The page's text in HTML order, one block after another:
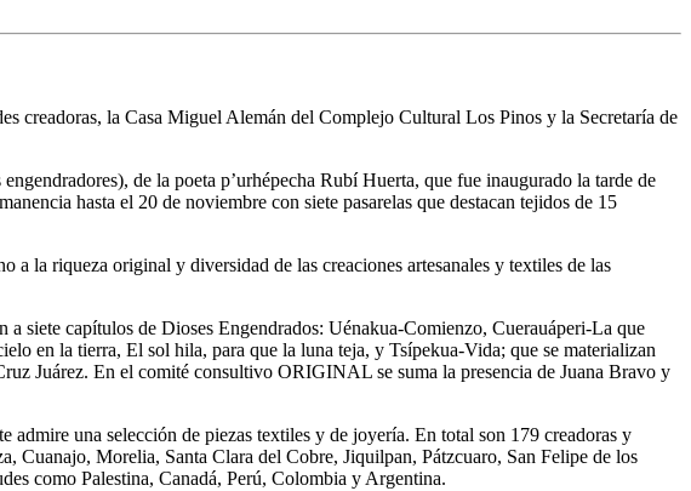
creadoras, la Casa Miguel Alemán del Complejo Cultural Los Pinos y la Secretaría de
de la poeta p’urhépecha Rubí Huerta, que fue inaugurado la tarde de
hasta el 20 de noviembre con siete pasarelas que destacan tejidos de 15
a la riqueza original y diversidad de las creaciones artesanales y textiles de las
siete capítulos de Dioses Engendrados: Uénakua-Comienzo, Cuerauáperi-La que
en la tierra, El sol hila, para que la luna teja, y Tsípekua-Vida; que se materializan
Juárez. En el comité consultivo ORIGINAL se suma la presencia de Juana Bravo y
admire una selección de piezas textiles y de joyería. En total son 179 creadoras y
Cuanajo, Morelia, Santa Clara del Cobre, Jiquilpan, Pátzcuaro, San Felipe de los
como Palestina, Canadá, Perú, Colombia y Argentina.